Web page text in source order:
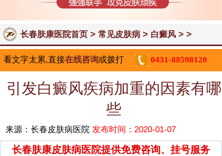
长春肤康医院首页> 常见皮肤病> 白癜风> >
看文字太累,直接在线咨询或拨打 0431-88598120
引发白癜风疾病加重的因素有哪
些
来源：长春皮肤病医院发布时间：2020-01-07
长春肤康皮肤病医院提供免费咨询、挂号服务